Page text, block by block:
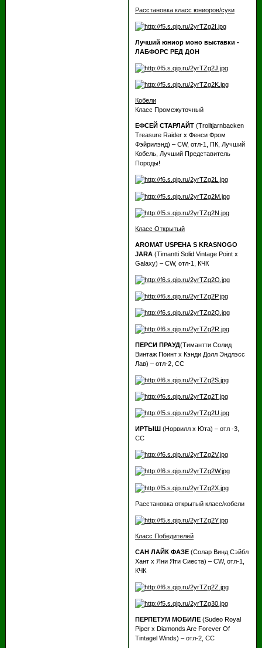
Расстановка класс юниоров/суки
Лучший юниор моно выставки -
ЛАБФОРС РЕД ДОН
Кобели
Класс Промежуточный
ЕФСЕЙ СТАРЛАЙТ(Trolltjarnbacken
Treasure Raider х Фенси Фром
Фэйрилэнд) – CW, отл-1, ПК, Лучший
Кобель, Лучший Представитель
Породы!
Класс Открытый
AROMAT USPEHA S KRASNOGO
JARA(Timantti Solid Vintage Point х
Galaxy) – CW, отл-1, КЧК
ПЕРСИ ПРАУД(Тимантти Солид
Винтаж Поинт х Кэнди Долл Эндлэсс
Лав) – отл-2, СС
ИРТЫШ (Норвилл х Юта) – отл -3,
СС
Расстановка открытый класс/кобели
Класс Победителей
САН ЛАЙК ФАЗЕ(Солар Винд Сэйбл
Хант х Яни Яти Сиеста) – CW, отл-1,
КЧК
ПЕРПЕТУМ МОБИЛЕ(Sudeo Royal
Piper х Diamonds Are Forever Of
Tintagel Winds) – отл-2, СС